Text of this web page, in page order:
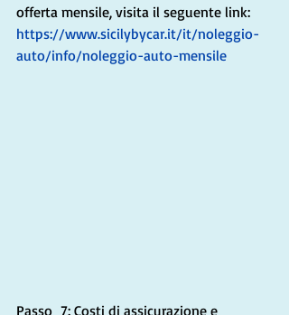
offerta mensile, visita il seguente link:
https://www.sicilybycar.it/it/noleggio-
auto/info/noleggio-auto-mensile
Passo  7: Costi di assicurazione e